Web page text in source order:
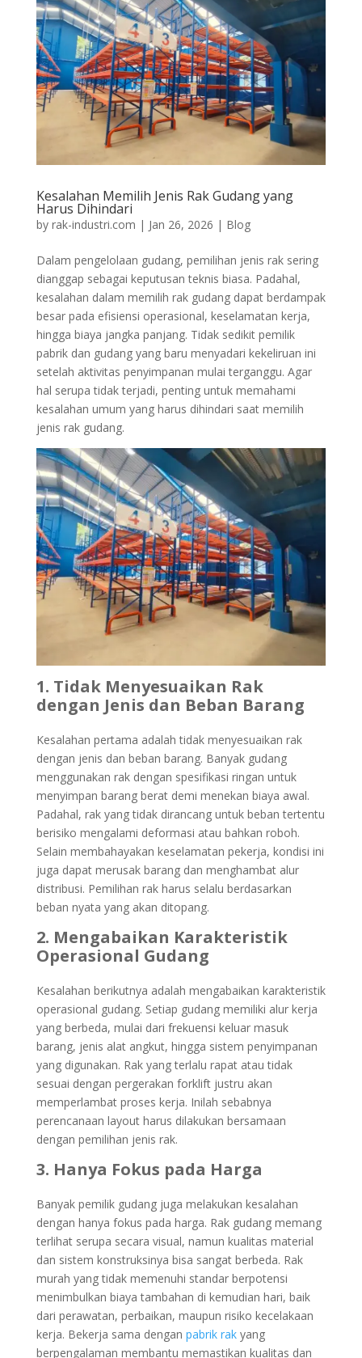
Kesalahan Memilih Jenis Rak Gudang yang
Harus Dihindari
by rak-industri.com | Jan 26, 2026 | Blog
Dalam pengelolaan gudang, pemilihan jenis rak sering
dianggap sebagai keputusan teknis biasa. Padahal,
kesalahan dalam memilih rak gudang dapat berdampak
besar pada efisiensi operasional, keselamatan kerja,
hingga biaya jangka panjang. Tidak sedikit pemilik
pabrik dan gudang yang baru menyadari kekeliruan ini
setelah aktivitas penyimpanan mulai terganggu. Agar
hal serupa tidak terjadi, penting untuk memahami
kesalahan umum yang harus dihindari saat memilih
jenis rak gudang.
1. Tidak Menyesuaikan Rak
dengan Jenis dan Beban Barang
Kesalahan pertama adalah tidak menyesuaikan rak
dengan jenis dan beban barang. Banyak gudang
menggunakan rak dengan spesifikasi ringan untuk
menyimpan barang berat demi menekan biaya awal.
Padahal, rak yang tidak dirancang untuk beban tertentu
berisiko mengalami deformasi atau bahkan roboh.
Selain membahayakan keselamatan pekerja, kondisi ini
juga dapat merusak barang dan menghambat alur
distribusi. Pemilihan rak harus selalu berdasarkan
beban nyata yang akan ditopang.
2. Mengabaikan Karakteristik
Operasional Gudang
Kesalahan berikutnya adalah mengabaikan karakteristik
operasional gudang. Setiap gudang memiliki alur kerja
yang berbeda, mulai dari frekuensi keluar masuk
barang, jenis alat angkut, hingga sistem penyimpanan
yang digunakan. Rak yang terlalu rapat atau tidak
sesuai dengan pergerakan forklift justru akan
memperlambat proses kerja. Inilah sebabnya
perencanaan layout harus dilakukan bersamaan
dengan pemilihan jenis rak.
3. Hanya Fokus pada Harga
Banyak pemilik gudang juga melakukan kesalahan
dengan hanya fokus pada harga. Rak gudang memang
terlihat serupa secara visual, namun kualitas material
dan sistem konstruksinya bisa sangat berbeda. Rak
murah yang tidak memenuhi standar berpotensi
menimbulkan biaya tambahan di kemudian hari, baik
dari perawatan, perbaikan, maupun risiko kecelakaan
kerja. Bekerja sama dengan pabrik rakyang
berpengalaman membantu memastikan kualitas dan